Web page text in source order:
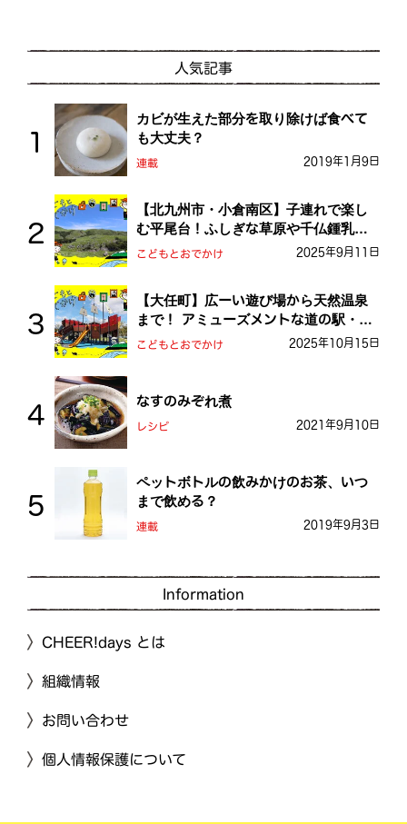
人気記事
カビが生えた部分を取り除けば食べて
も大丈夫？
連載 2019年1月9日
【北九州市・小倉南区】子連れで楽し
む平尾台！ふしぎな草原や千仏鍾乳洞
を探検しよう！
こどもとおでかけ 2025年9月11日
【大任町】広ーい遊び場から天然温泉
まで！ アミューズメントな道の駅・お
おとう桜街道
こどもとおでかけ 2025年10月15日
なすのみぞれ煮
レシピ 2021年9月10日
ペットボトルの飲みかけのお茶、いつ
まで飲める？
連載 2019年9月3日
Information
CHEER!days とは
組織情報
お問い合わせ
個人情報保護について